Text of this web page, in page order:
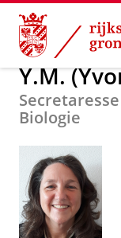
Skip
Content
Skip
Navigation
Over ons
Y.M.
Biologie